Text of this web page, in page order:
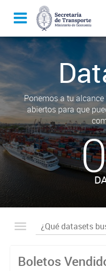
Ponemos a tu
abiertos para que
Boletos